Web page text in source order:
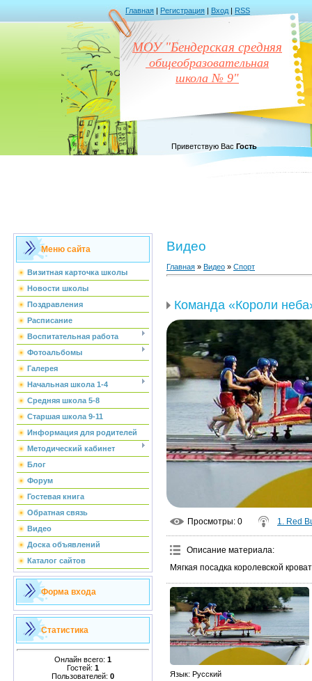
Главная | Регистрация | Вход | RSS
МОУ "Бендерская средняя
общеобразовательная
школа № 9"
Приветствую Вас Гость
Меню сайта
Визитная карточка школы
Новости школы
Поздравления
Расписание
Воспитательная работа
Фотоальбомы
Галерея
Начальная школа 1-4
Средняя школа 5-8
Старшая школа 9-11
Информация для родителей
Методический кабинет
Блог
Форум
Гостевая книга
Обратная связь
Видео
Доска объявлений
Каталог сайтов
Форма входа
Статистика
Онлайн всего: 1
Гостей: 1
Пользователей: 0
Видео
Главная » Видео » Спорт
Команда «Короли
Просмотры: 0 1. Red
Описание материала:
Мягкая посадка королевской
Язык: Русский